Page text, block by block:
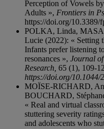
Perception of Vowels
Adults », Frontiers in
https://doi.org/10.3389/
POLKA, Linda,
Lucie (2022): « Setting
Infants prefer listening
resonances », Journal
Research, 65 (1), 109-
https://doi.org/10.1044/
MOÏSE-RICHARD,
BOUCHARD,
« Real and virtual
stuttering severity
and adolescents who